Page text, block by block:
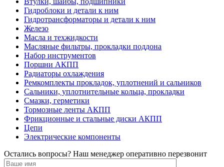
Гидроблоки и детали к ним
Гидротрансформаторы и детали к ним
Железо
Масла и техжидкости
Масляные фильтры, прокладки поддона
Набор инструментов
Поршни АКПП
Радиаторы охлаждения
Ремкомплекты прокладок, уплотнений и сальников
Сальники, уплотнительные кольца, прокладки
Смазки, герметики
Тормозные ленты АКПП
Фрикционные и стальные диски АКПП
Цепи
Электрические компоненты
Остались вопросы? Наш менеджер оперативно перезвонит